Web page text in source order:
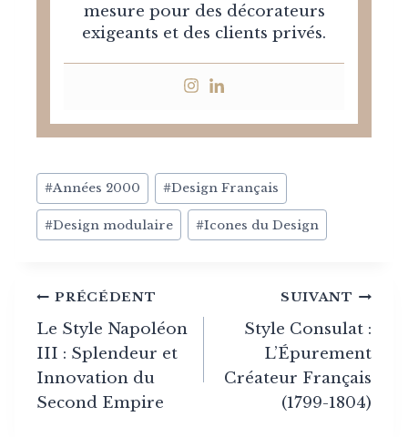
mesure pour des décorateurs
exigeants et des clients privés.
Post
Tags:
#Années 2000 #Design Français
#Design modulaire #Icones du Design
Navigation
de
l’article
PRÉCÉDENT
Le Style Napoléon
III : Splendeur et
Innovation du
Second Empire
SUIVANT
Style Consulat :
L’Épurement
Créateur Français
(1799-1804)